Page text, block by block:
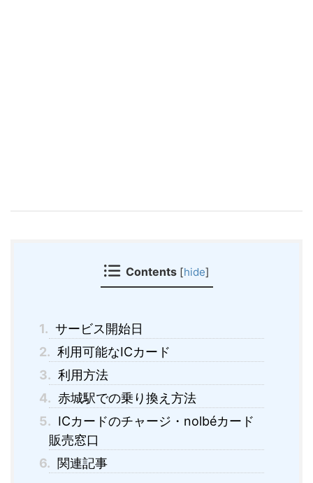
Contents [hide]
1. サービス開始日
2. 利用可能なICカード
3. 利用方法
4. 赤城駅での乗り換え方法
5. ICカードのチャージ・nolbéカード
販売窓口
6.
関連記事